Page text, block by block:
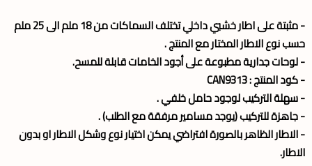
- مثبتة على اطار خشبي داخلي تختلف السماكات من 18 ملم الى 25 ملم
حسب نوع الاطار المختار مع المنتج .
- لوحات جدارية مطبوعة على أجود الخامات قابلة للمسح.
- كود المنتج : CAN9313
- سهلة التركيب لوجود حامل خلفي .
- جاهزة للتركيب (يوجد مسامير مرفقة مع الطلب) .
- الاطار الظاهر بالصورة افتراضي يمكن اختيار نوع وشكل الاطار او بدون
الاطار.